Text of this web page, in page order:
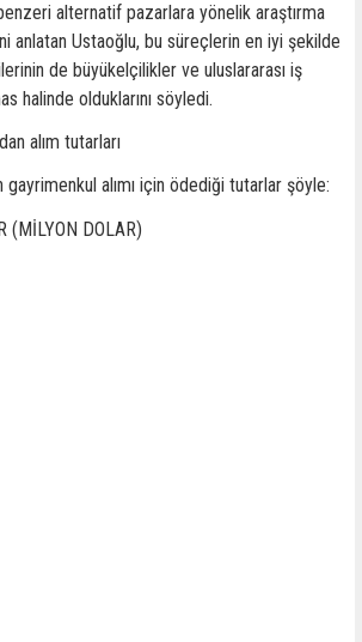
alternatif pazarlara yönelik araştırma
anlatan Ustaoğlu, bu süreçlerin en iyi şekilde
de büyükelçilikler ve uluslararası iş
halinde olduklarını söyledi.
alım tutarları
gayrimenkul alımı için ödediği tutarlar şöyle:
(MİLYON DOLAR)